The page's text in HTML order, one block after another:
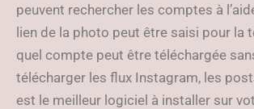
peuvent rechercher les comptes à
lien de la photo peut être saisi pour la
quel compte peut être téléchargée
télécharger les flux Instagram, les
est le meilleur logiciel à installer sur